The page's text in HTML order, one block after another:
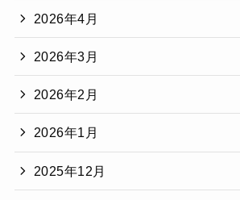
2026年4月
2026年3月
2026年2月
2026年1月
2025年12月